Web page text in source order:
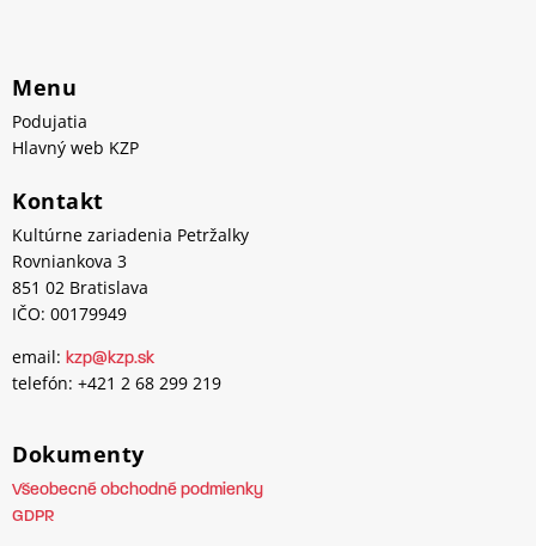
Menu
Podujatia
Hlavný web KZP
Kontakt
Kultúrne zariadenia Petržalky
Rovniankova 3
851 02 Bratislava
IČO: 00179949
email: kzp@kzp.sk
telefón: +421 2 68 299 219
Dokumenty
Všeobecné obchodné podmienky
GDPR